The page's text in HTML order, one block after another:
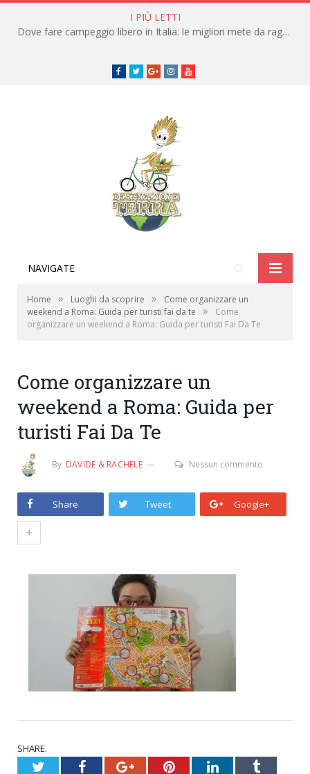
I PIÙ LETTI
Dove fare campeggio libero in Italia: le migliori mete da raggiungere in traghetto
Facebook
TwitterGoogle+instagramyoutube
NAVIGATE
Home » Luoghi da scoprire »
Come organizzare un
weekend a Roma: Guida per turisti fai da te
»
Come
organizzare un weekend a Roma: Guida per turisti Fai Da Te
Come organizzare un
weekend a Roma: Guida per
turisti Fai Da Te
By DAVIDE & RACHELE Nessun commento
Share Tweet Google+
+
SHARE.
TwitterFacebookGoogle+PinterestLinkedInTumblr